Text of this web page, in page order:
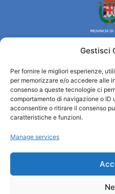
Gestisci
Per fornire le migliori esperienze,
per memorizzare e/o accedere alle
consenso a queste tecnologie ci
comportamento di navigazione o ID
acconsentire o ritirare il consenso
caratteristiche e funzioni.
Manage services
Turismo Padova
Wer sind wir
Informationsbüro und
Cookie Policy (UE)